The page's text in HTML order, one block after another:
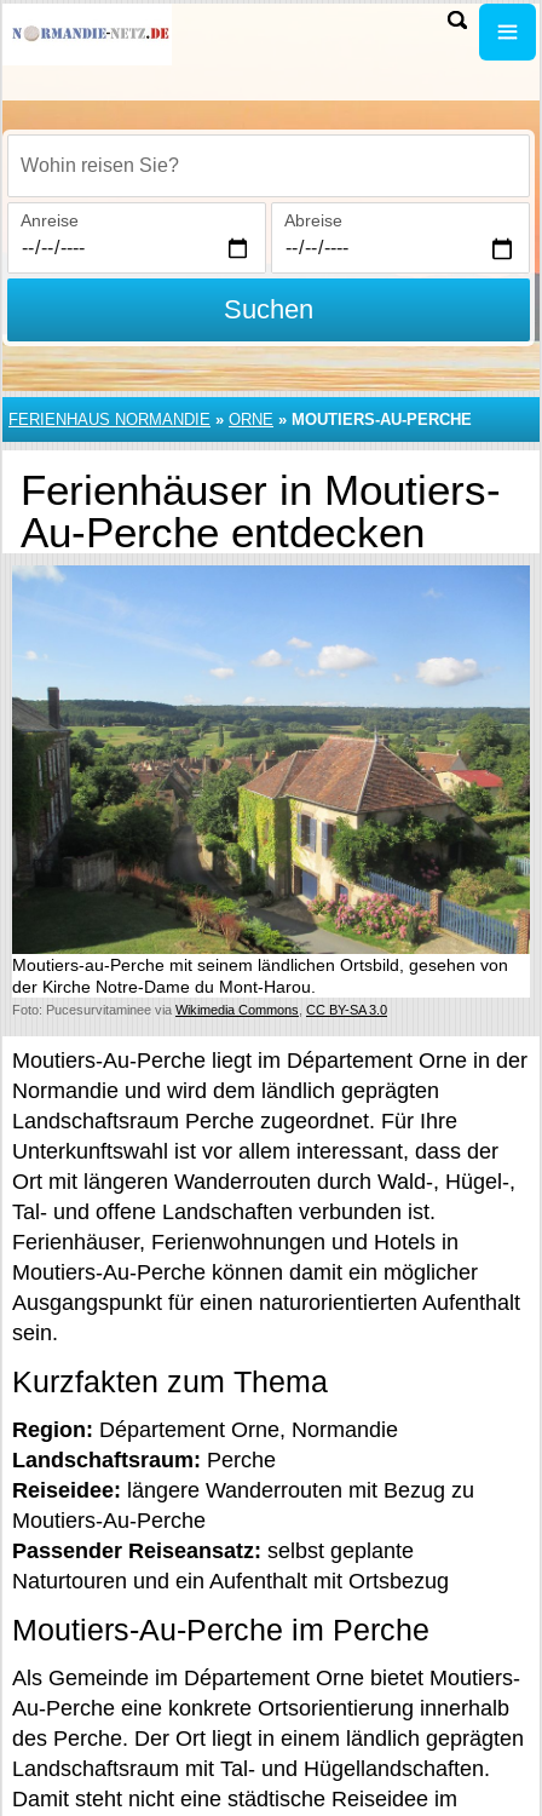
Wohin reisen Sie?
Anreise Abreise
Suchen
FERIENHAUS NORMANDIE » ORNE » MOUTIERS-AU-PERCHE
Ferienhäuser in Moutiers-
Au-Perche entdecken
Moutiers-au-Perche mit seinem ländlichen Ortsbild, gesehen von
der Kirche Notre-Dame du Mont-Harou.
Foto: Pucesurvitaminee via Wikimedia Commons CC BY-SA 3.0
Moutiers-Au-Perche liegt im Département Orne in der
Normandie und wird dem ländlich geprägten
Landschaftsraum Perche zugeordnet. Für Ihre
Unterkunftswahl ist vor allem interessant, dass der
Ort mit längeren Wanderrouten durch Wald-, Hügel-,
Tal- und offene Landschaften verbunden ist.
Ferienhäuser, Ferienwohnungen und Hotels in
Moutiers-Au-Perche können damit ein möglicher
Ausgangspunkt für einen naturorientierten Aufenthalt
sein.
Kurzfakten zum Thema
Region: Département Orne, Normandie
Landschaftsraum: Perche
Reiseidee: längere Wanderrouten mit Bezug zu
Moutiers-Au-Perche
Passender Reiseansatz: selbst geplante
Naturtouren und ein Aufenthalt mit Ortsbezug
Moutiers-Au-Perche im Perche
Als Gemeinde im Département Orne bietet Moutiers-
Au-Perche eine konkrete Ortsorientierung innerhalb
des Perche. Der Ort liegt in einem ländlich geprägten
Landschaftsraum mit Tal- und Hügellandschaften.
Damit steht nicht eine städtische Reiseidee im